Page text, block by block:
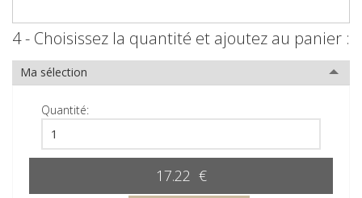
4 - Choisissez la quantité et ajoutez au panier :
Ma sélection
Quantité:
17.22 €